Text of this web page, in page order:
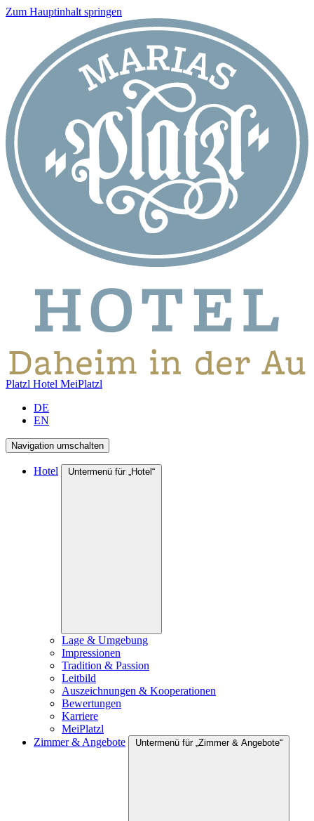
Zum Hauptinhalt springen
Platzl Hotel MeiPlatzl
DE
EN
Navigation umschalten
Hotel Untermenü für „Hotel“
Lage & Umgebung
Impressionen
Tradition & Passion
Leitbild
Auszeichnungen & Kooperationen
Bewertungen
Karriere
MeiPlatzl
Zimmer & Angebote
Untermenü für „Zimmer & Angebote“